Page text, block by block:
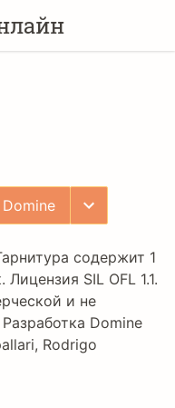
содержит 1
Лицензия SIL OFL 1.1.
и не
Domine
, Rodrigo